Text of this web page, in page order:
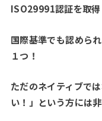
ISO29991認証を取得
国際基準でも認めら
１つ！
ただのネイティブでは
い！」という方には